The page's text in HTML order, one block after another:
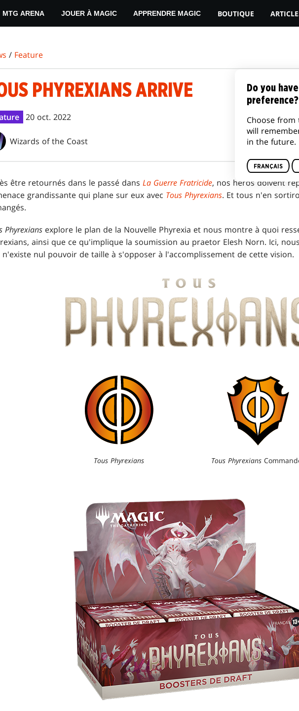
MTG ARENA JOUER À MAGIC APPRENDRE MAGIC BOUTIQUE
/ Feature
PHYREXIANS ARRIVE
20 oct. 2022
Wizards of the Coast
être retournés dans le passé dans La Guerre Fratricide, nos héros doivent
grandissante qui plane sur eux avec Tous Phyrexians. Et tous n'en
Phyrexians explore le plan de la Nouvelle Phyrexia et nous montre à quoi
ainsi que ce qu'implique la soumission au praetor Elesh Norn. Ici,
n'existe nul pouvoir de taille à s'opposer à l'accomplissement de cette vision.
Tous Phyrexians Tous Phyrexians
Do you
preference?
Choose
will
in the future.
FRANÇAIS